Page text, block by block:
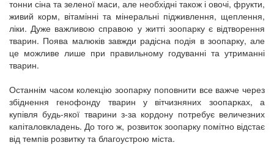
тонни сіна та зеленої маси, але необхідні також і овочі, фрукти,
живий корм, вітамінні та мінеральні підживлення, щеплення,
ліки. Дуже важливою справою у житті зоопарку є відтворення
тварин. Поява малюків завжди радісна подія в зоопарку, але
це можливе лише при правильному годуванні та утриманні
тварин.
Останнім часом колекцію зоопарку поповнити все важче через
збіднення генофонду тварин у вітчизняних зоопарках, а
купівля будь-якої тварини з-за кордону потребує величезних
капіталовкладень. До того ж, розвиток зоопарку помітно відстає
від темпів розвитку та благоустрою міста.